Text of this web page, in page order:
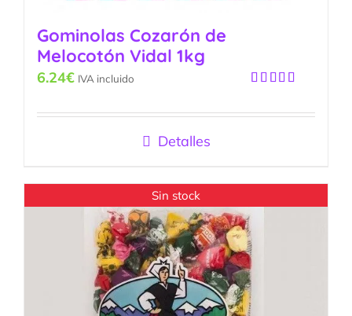
Gominolas Cozarón de
Melocotón Vidal 1kg
5
6.24€ IVA incluido
Detalles
Sin stock